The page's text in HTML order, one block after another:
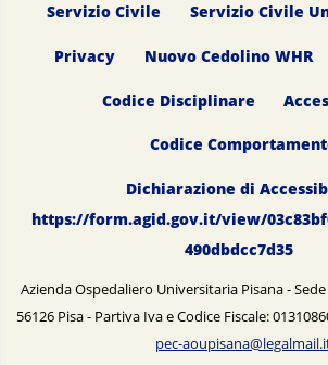
Servizio Civile Servizio Civile
Privacy Nuovo Cedolino WHR
Codice Disciplinare
Codice
Dichiarazione di
https://form.agid.gov.it/view/
490dbdcc7d35
Azienda Ospedaliero Universitaria Pisana -
56126 Pisa - Partiva Iva e Codice Fiscale:
pec-